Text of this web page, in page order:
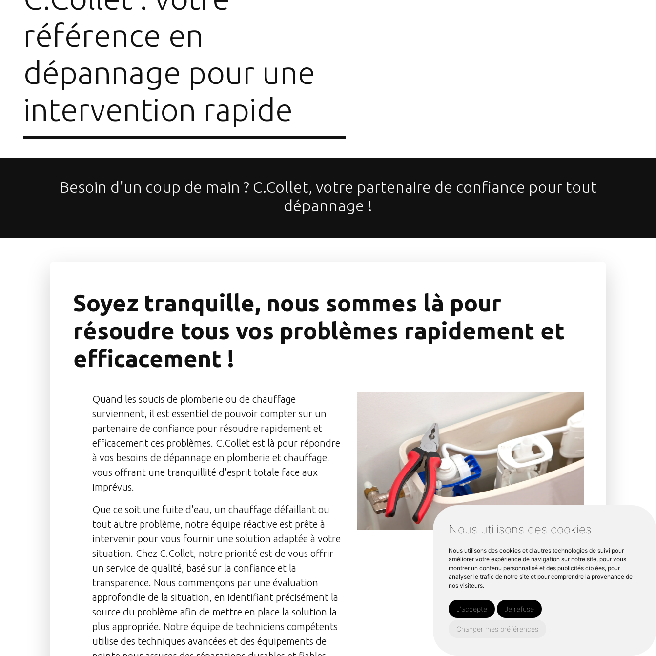
Nous utilisons des cookies
Nous utilisons des cookies et d'autres technologies de suivi pour
améliorer votre expérience de navigation sur notre site, pour vous
montrer un contenu personnalisé et des publicités ciblées, pour
analyser le trafic de notre site et pour comprendre la provenance de
nos visiteurs.
J'accepte Je refuse
Changer mes préférences
référence en
dépannage pour une
intervention rapide
Besoin d'un coup de main ? C.Collet, votre partenaire de confiance pour tout
dépannage !
Soyez tranquille, nous sommes là pour
résoudre tous vos problèmes rapidement et
efficacement !
Quand les soucis de plomberie ou de chauffage
surviennent, il est essentiel de pouvoir compter sur un
partenaire de confiance pour résoudre rapidement et
efficacement ces problèmes. C.Collet est là pour répondre
à vos besoins de dépannage en plomberie et chauffage,
vous offrant une tranquillité d'esprit totale face aux
imprévus.
Que ce soit une fuite d'eau, un chauffage défaillant ou
tout autre problème, notre équipe réactive est prête à
intervenir pour vous fournir une solution adaptée à votre
situation. Chez C.Collet, notre priorité est de vous offrir
un service de qualité, basé sur la confiance et la
transparence. Nous commençons par une évaluation
approfondie de la situation, en identifiant précisément la
source du problème afin de mettre en place la solution la
plus appropriée. Notre équipe de techniciens compétents
utilise des techniques avancées et des équipements de